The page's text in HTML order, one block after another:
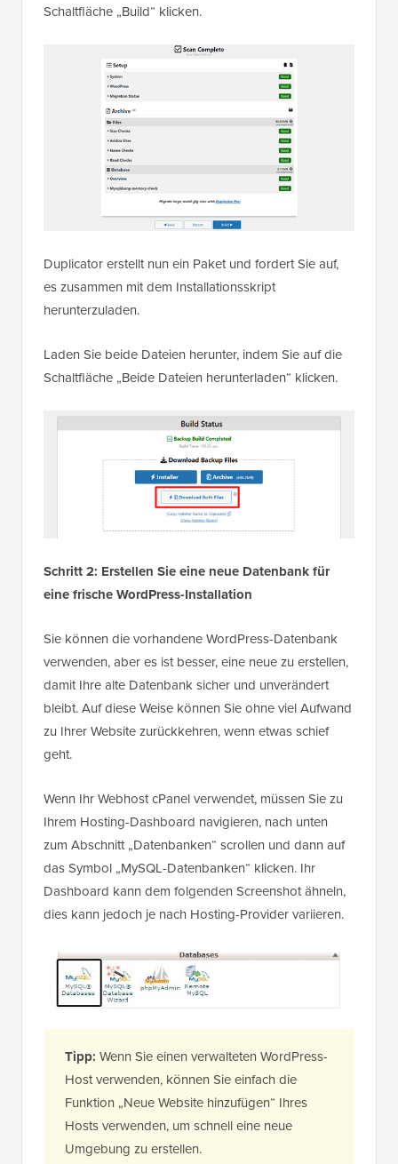
Schaltfläche „Build“ klicken.
Duplicator erstellt nun ein Paket und fordert Sie auf,
es zusammen mit dem Installationsskript
herunterzuladen.
Laden Sie beide Dateien herunter, indem Sie auf die
Schaltfläche „Beide Dateien herunterladen“ klicken.
Schritt 2: Erstellen Sie eine neue Datenbank für
eine frische WordPress-Installation
Sie können die vorhandene WordPress-Datenbank
verwenden, aber es ist besser, eine neue zu erstellen,
damit Ihre alte Datenbank sicher und unverändert
bleibt. Auf diese Weise können Sie ohne viel Aufwand
zu Ihrer Website zurückkehren, wenn etwas schief
geht.
Wenn Ihr Webhost cPanel verwendet, müssen Sie zu
Ihrem Hosting-Dashboard navigieren, nach unten
zum Abschnitt „Datenbanken“ scrollen und dann auf
das Symbol „MySQL-Datenbanken“ klicken. Ihr
Dashboard kann dem folgenden Screenshot ähneln,
dies kann jedoch je nach Hosting-Provider variieren.
Tipp: Wenn Sie einen verwalteten WordPress-
Host verwenden, können Sie einfach die
Funktion „Neue Website hinzufügen“ Ihres
Hosts verwenden, um schnell eine neue
Umgebung zu erstellen.